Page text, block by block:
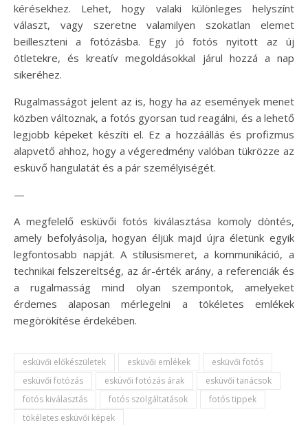
kérésekhez. Lehet, hogy valaki különleges helyszínt
választ, vagy szeretne valamilyen szokatlan elemet
beilleszteni a fotózásba. Egy jó fotós nyitott az új
ötletekre, és kreatív megoldásokkal járul hozzá a nap
sikeréhez.
Rugalmasságot jelent az is, hogy ha az események menet
közben változnak, a fotós gyorsan tud reagálni, és a lehető
legjobb képeket készíti el. Ez a hozzáállás és profizmus
alapvető ahhoz, hogy a végeredmény valóban tükrözze az
esküvő hangulatát és a pár személyiségét.
—
A megfelelő esküvői fotós kiválasztása komoly döntés,
amely befolyásolja, hogyan éljük majd újra életünk egyik
legfontosabb napját. A stílusismeret, a kommunikáció, a
technikai felszereltség, az ár-érték arány, a referenciák és
a rugalmasság mind olyan szempontok, amelyeket
érdemes alaposan mérlegelni a tökéletes emlékek
megörökítése érdekében.
esküvői előkészületek esküvői emlékek
esküvői fotós
esküvői fotózás
esküvői fotózás árak
esküvői tanácsok
fotós kiválasztás
fotós szolgáltatások
fotós tippek
tökéletes esküvői képek